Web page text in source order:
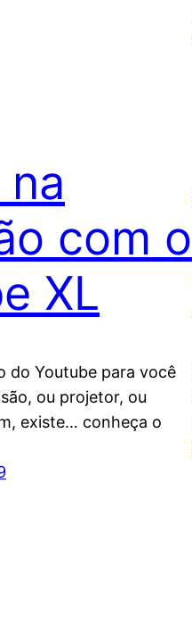
com o
XL
do Youtube para você
ou projetor, ou
existe… conheça o